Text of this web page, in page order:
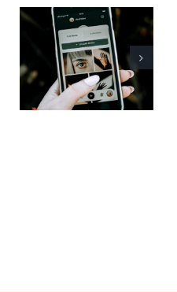
Bedste
praksis for
brug af
augmented
reality-filtre
på sociale